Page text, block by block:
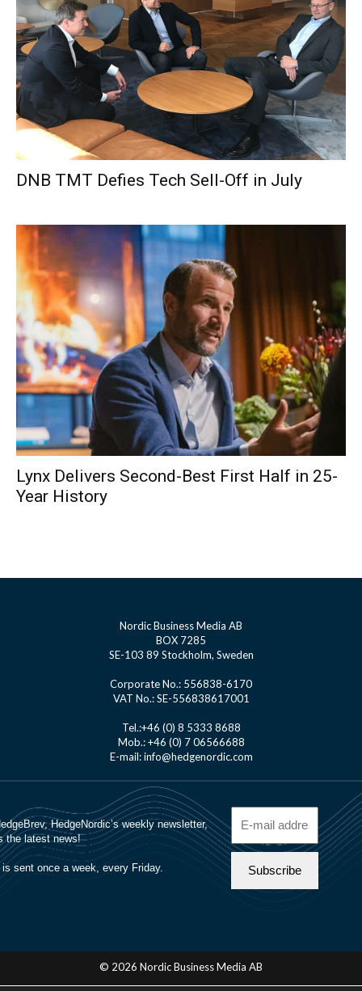
DNB TMT Defies Tech Sell-Off in July
Lynx Delivers Second-Best First Half in 25-
Year History
Nordic Business Media AB
BOX 7285
SE-103 89 Stockholm, Sweden
Corporate No.: 556838-6170
VAT No.: SE-556838617001
Tel.:+46 (0) 8 5333 8688
Mob.: +46 (0) 7 06566688
E-mail: info@hedgenordic.com
© 2026 Nordic Business Media AB